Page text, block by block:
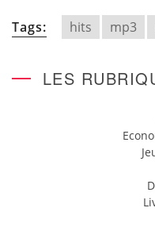
Tags: hits mp3
LES